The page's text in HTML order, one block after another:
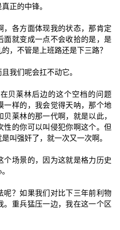
正的中锋。
，各方面体现我的状态，那肯定
面就变成一点不会收拾的是，是
，不管是上班路还是下三路？
我们呢会扛不动它。
贝莱林后边的这个空档的问题
一样的，我会觉得天呐，那个地
莱林的那一代啊，就是以此，
性的你可以叫侵犯你啊这个。但
叫强奸了，就一次又一次啊。
个场景的，因为这就是格力历史
呢？如果我们对比下三年前利物
。重兵猛压一边，我在这一个区